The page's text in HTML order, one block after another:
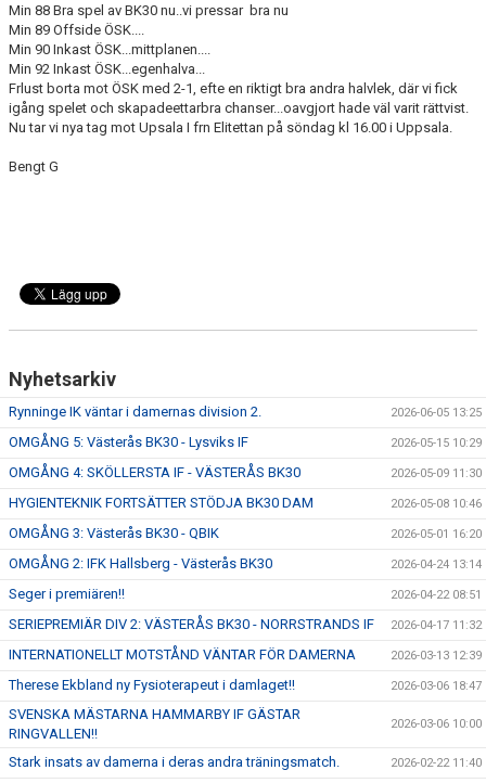
Min 88 Bra spel av BK30 nu..vi pressar bra nu
Min 89 Offside ÖSK....
Min 90 Inkast ÖSK...mittplanen....
Min 92 Inkast ÖSK...egenhalva...
Frlust borta mot ÖSK med 2-1, efte en riktigt bra andra halvlek, där vi fick
igång spelet och skapadeettarbra chanser...oavgjort hade väl varit rättvist.
Nu tar vi nya tag mot Upsala I frn Elitettan på söndag kl 16.00 i Uppsala.
Bengt G
Nyhetsarkiv
Rynninge IK väntar i damernas division 2. 2026-06-05 13:25
OMGÅNG 5: Västerås BK30 - Lysviks IF 2026-05-15 10:29
OMGÅNG 4: SKÖLLERSTA IF - VÄSTERÅS BK30 2026-05-09 11:30
HYGIENTEKNIK FORTSÄTTER STÖDJA BK30 DAM 2026-05-08 10:46
OMGÅNG 3: Västerås BK30 - QBIK 2026-05-01 16:20
OMGÅNG 2: IFK Hallsberg - Västerås BK30 2026-04-24 13:14
Seger i premiären!! 2026-04-22 08:51
SERIEPREMIÄR DIV 2: VÄSTERÅS BK30 - NORRSTRANDS IF 2026-04-17 11:32
INTERNATIONELLT MOTSTÅND VÄNTAR FÖR DAMERNA 2026-03-13 12:39
Therese Ekbland ny Fysioterapeut i damlaget!! 2026-03-06 18:47
SVENSKA MÄSTARNA HAMMARBY IF GÄSTAR
RINGVALLEN!!
2026-03-06 10:00
Stark insats av damerna i deras andra träningsmatch. 2026-02-22 11:40